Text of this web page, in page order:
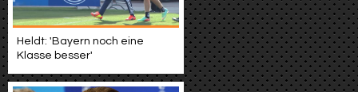
Heldt: 'Bayern noch eine
Klasse besser'